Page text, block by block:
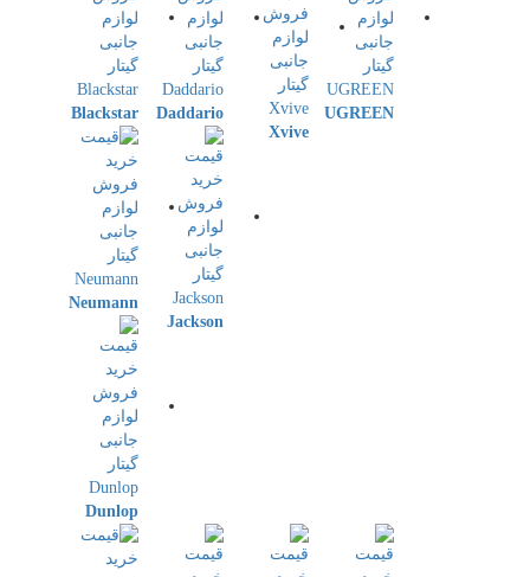
UGREEN
Xvive
Daddario
Blackstar
Jackson
Neumann
Dunlop